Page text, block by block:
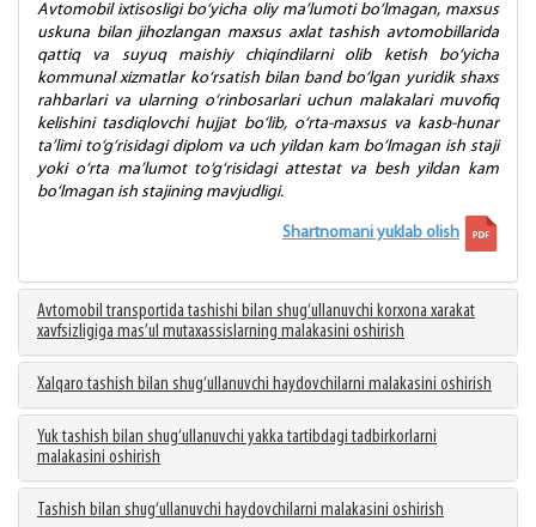
Avtomobil ixtisosligi bo‘yicha oliy ma’lumoti bo‘lmagan, maxsus
uskuna bilan jihozlangan maxsus axlat tashish avtomobillarida
qattiq va suyuq maishiy chiqindilarni olib ketish bo‘yicha
kommunal xizmatlar ko‘rsatish bilan band bo‘lgan yuridik shaxs
rahbarlari va ularning o‘rinbosarlari uchun malakalari muvofiq
kelishini tasdiqlovchi hujjat bo‘lib, o‘rta-maxsus va kasb-hunar
ta’limi to‘g‘risidagi diplom va uch yildan kam bo‘lmagan ish staji
yoki o‘rta ma’lumot to‘g‘risidagi attestat va besh yildan kam
bo‘lmagan ish stajining mavjudligi.
Shartnomani yuklab olish
Avtomobil transportida tashishi bilan shug‘ullanuvchi korxona xarakat
xavfsizligiga mas’ul mutaxassislarning malakasini oshirish
Xalqaro tashish bilan shug‘ullanuvchi haydovchilarni malakasini oshirish
Yuk tashish bilan shug‘ullanuvchi yakka tartibdagi tadbirkorlarni
malakasini oshirish
Tashish bilan shug‘ullanuvchi haydovchilarni malakasini oshirish